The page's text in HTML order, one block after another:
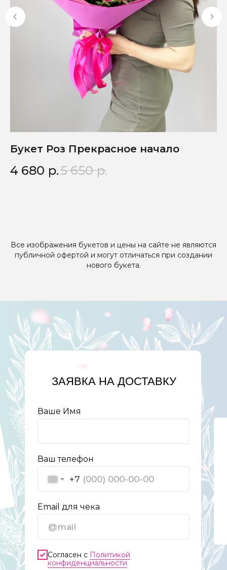
Букет Роз Прекрасное начало
4 680 р.5 650 р.
Все изображения букетов и цены на сайте не являются
публичной офертой и могут отличаться при создании
нового букета.
Ваше Имя
Ваш телефон
+7
Email для чека
Согласен с Политикой
конфиденциальности
ЗАЯВКА НА ДОСТАВКУ